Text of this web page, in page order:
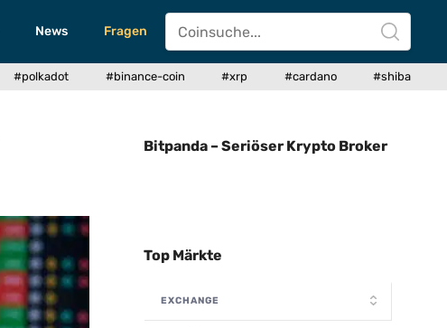
News Fragen
#polkadot #binance-coin #xrp #cardano #shiba
Bitpanda – Seriöser Krypto Broker
Top Märkte
EXCHANGE